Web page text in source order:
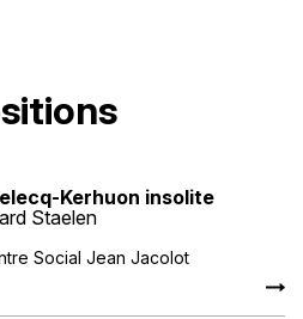
Kerhuon insolite
Staelen
Social Jean Jacolot